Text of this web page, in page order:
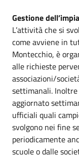
Gestione
L’attività che si
come avviene in
Montecchio, è
alle richieste
associazioni/
settimanali.
aggiornato
ufficiali quali
svolgono nei fine
periodicamente
scuole o dalle